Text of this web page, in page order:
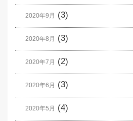
2020年9月 (3)
2020年8月 (3)
2020年7月 (2)
2020年6月 (3)
2020年5月 (4)